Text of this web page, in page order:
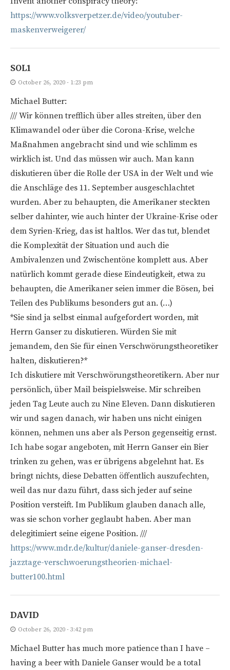
https://www.volksverpetzer.de/video/youtuber-
maskenverweigerer/
SOL1
October 26, 2020 - 1:23 pm
Michael Butter:
/// Wir können trefflich über alles streiten, über den
Klimawandel oder über die Corona-Krise, welche
Maßnahmen angebracht sind und wie schlimm es
wirklich ist. Und das müssen wir auch. Man kann
diskutieren über die Rolle der USA in der Welt und wie
die Anschläge des 11. September ausgeschlachtet
wurden. Aber zu behaupten, die Amerikaner steckten
selber dahinter, wie auch hinter der Ukraine-Krise oder
dem Syrien-Krieg, das ist haltlos. Wer das tut, blendet
die Komplexität der Situation und auch die
Ambivalenzen und Zwischentöne komplett aus. Aber
natürlich kommt gerade diese Eindeutigkeit, etwa zu
behaupten, die Amerikaner seien immer die Bösen, bei
Teilen des Publikums besonders gut an. (…)
*Sie sind ja selbst einmal aufgefordert worden, mit
Herrn Ganser zu diskutieren. Würden Sie mit
jemandem, den Sie für einen Verschwörungstheoretiker
halten, diskutieren?*
Ich diskutiere mit Verschwörungstheoretikern. Aber nur
persönlich, über Mail beispielsweise. Mir schreiben
jeden Tag Leute auch zu Nine Eleven. Dann diskutieren
wir und sagen danach, wir haben uns nicht einigen
können, nehmen uns aber als Person gegenseitig ernst.
Ich habe sogar angeboten, mit Herrn Ganser ein Bier
trinken zu gehen, was er übrigens abgelehnt hat. Es
bringt nichts, diese Debatten öffentlich auszufechten,
weil das nur dazu führt, dass sich jeder auf seine
Position versteift. Im Publikum glauben danach alle,
was sie schon vorher geglaubt haben. Aber man
delegitimiert seine eigene Position. ///
https://www.mdr.de/kultur/daniele-ganser-dresden-
jazztage-verschwoerungstheorien-michael-
butter100.html
DAVID
October 26, 2020 - 3:42 pm
Michael Butter has much more patience than I have –
having a beer with Daniele Ganser would be a total